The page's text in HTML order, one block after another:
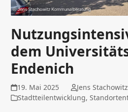
dem
Endenich
19. Mai 2025
Jens Stachowitz
Stadtteilentwicklung,